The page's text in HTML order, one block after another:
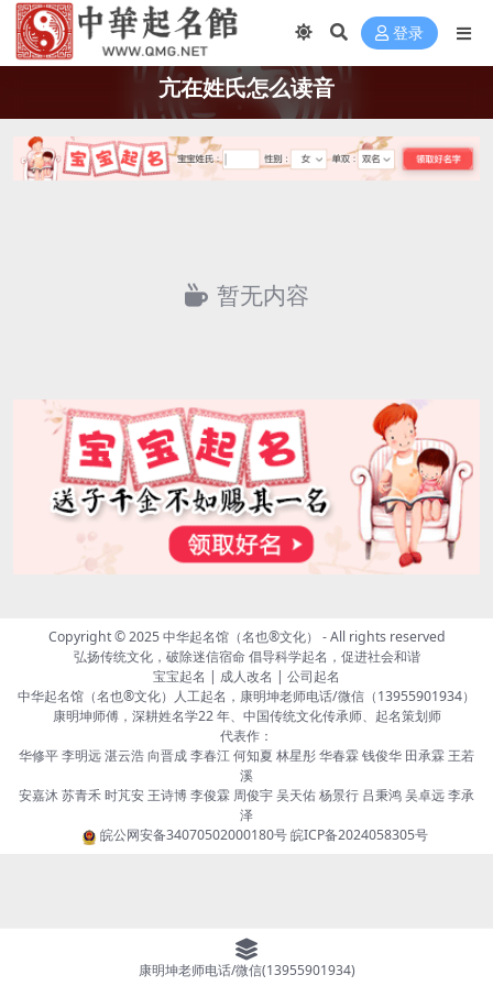
登录
亢在姓氏怎么读音
暂无内容
Copyright © 2025中华起名馆（名也®文化） - All rights reserved
弘扬传统文化，破除迷信宿命 倡导科学起名，促进社会和谐
宝宝起名 | 成人改名 | 公司起名
中华起名馆（名也®文化）人工起名，康明坤老师电话/微信（13955901934）
康明坤师傅，深耕姓名学22 年、中国传统文化传承师、起名策划师
代表作：
华修平 李明远 湛云浩 向晋成 李春江 何知夏 林星彤 华春霖 钱俊华 田承霖 王若
溪
安嘉沐 苏青禾 时芃安 王诗博 李俊霖 周俊宇 吴天佑 杨景行 吕秉鸿 吴卓远 李承
泽
皖公网安备34070502000180号皖ICP备2024058305号
康明坤老师电话/微信(13955901934)